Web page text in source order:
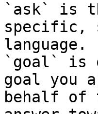
`ask` is
specific,
language.
`goal` is
goal you
behalf of